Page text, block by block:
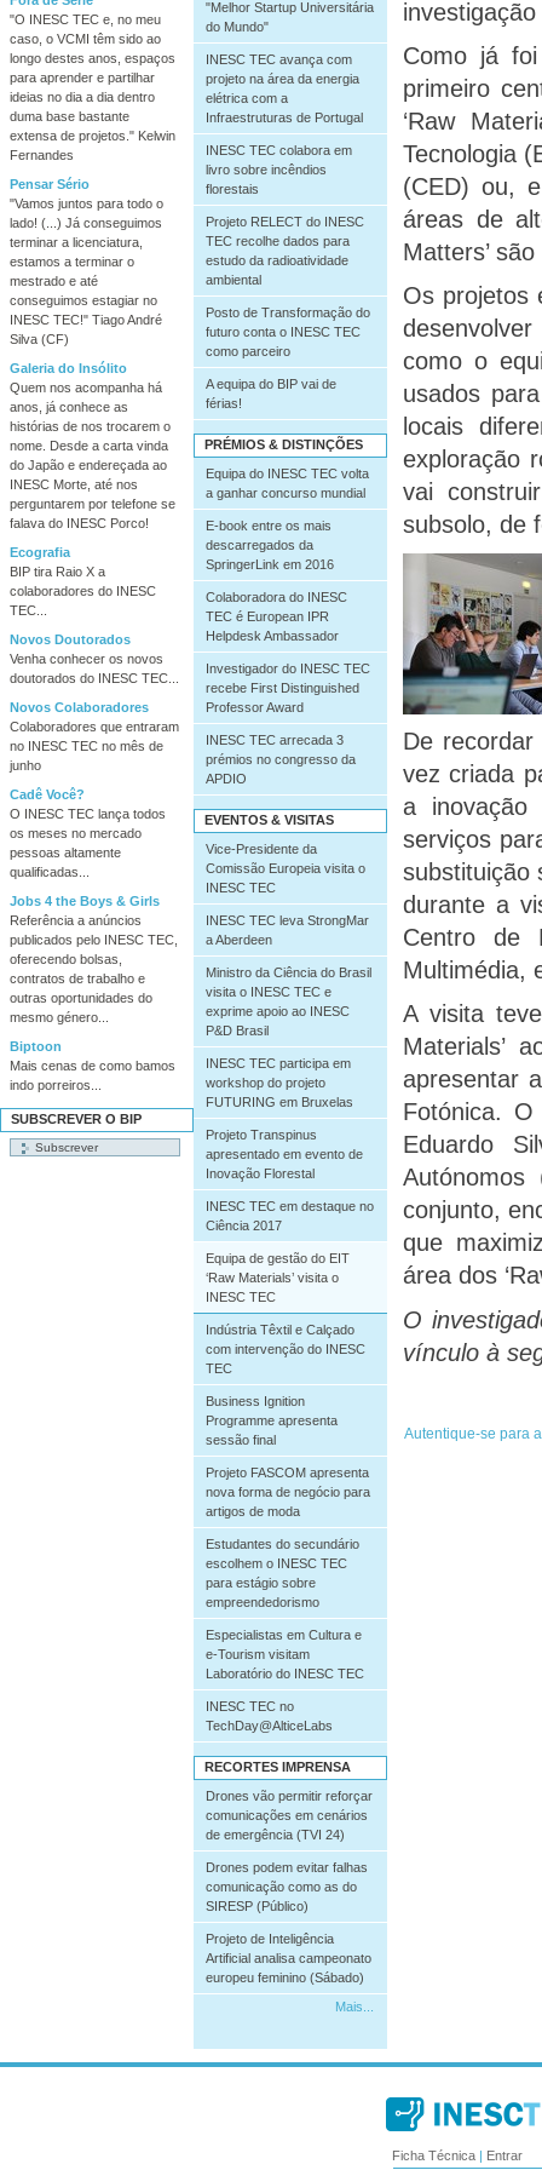
"O INESC TEC e, no meu
caso, o VCMI têm sido ao
longo destes anos, espaços
para aprender e partilhar
ideias no dia a dia dentro
duma base bastante
extensa de projetos." Kelwin
Fernandes
Pensar Sério
"Vamos juntos para todo o
lado! (...) Já conseguimos
terminar a licenciatura,
estamos a terminar o
mestrado e até
conseguimos estagiar no
INESC TEC!" Tiago André
Silva (CF)
Galeria do Insólito
Quem nos acompanha há
anos, já conhece as
histórias de nos trocarem o
nome. Desde a carta vinda
do Japão e endereçada ao
INESC Morte, até nos
perguntarem por telefone se
falava do INESC Porco!
Ecografia
BIP tira Raio X a
colaboradores do INESC
TEC...
Novos Doutorados
Venha conhecer os novos
doutorados do INESC TEC...
Novos Colaboradores
Colaboradores que entraram
no INESC TEC no mês de
junho
Cadê Você?
O INESC TEC lança todos
os meses no mercado
pessoas altamente
qualificadas...
Jobs 4 the Boys & Girls
Referência a anúncios
publicados pelo INESC TEC,
oferecendo bolsas,
contratos de trabalho e
outras oportunidades do
mesmo género...
Biptoon
Mais cenas de como bamos
indo porreiros...
SUBSCREVER O BIP
"Melhor Startup Universitária
do Mundo"
INESC TEC avança com
projeto na área da energia
elétrica com a
Infraestruturas de Portugal
INESC TEC colabora em
livro sobre incêndios
florestais
Projeto RELECT do INESC
TEC recolhe dados para
estudo da radioatividade
ambiental
Posto de Transformação do
futuro conta o INESC TEC
como parceiro
A equipa do BIP vai de
férias!
PRÉMIOS & DISTINÇÕES
Equipa do INESC TEC volta
a ganhar concurso mundial
E-book entre os mais
descarregados da
SpringerLink em 2016
Colaboradora do INESC
TEC é European IPR
Helpdesk Ambassador
Investigador do INESC TEC
recebe First Distinguished
Professor Award
INESC TEC arrecada 3
prémios no congresso da
APDIO
EVENTOS & VISITAS
Vice-Presidente da
Comissão Europeia visita o
INESC TEC
INESC TEC leva StrongMar
a Aberdeen
Ministro da Ciência do Brasil
visita o INESC TEC e
exprime apoio ao INESC
P&D Brasil
INESC TEC participa em
workshop do projeto
FUTURING em Bruxelas
Projeto Transpinus
apresentado em evento de
Inovação Florestal
INESC TEC em destaque no
Ciência 2017
Equipa de gestão do EIT
‘Raw Materials’ visita o
INESC TEC
Indústria Têxtil e Calçado
com intervenção do INESC
TEC
Business Ignition
Programme apresenta
sessão final
Projeto FASCOM apresenta
nova forma de negócio para
artigos de moda
Estudantes do secundário
escolhem o INESC TEC
para estágio sobre
empreendedorismo
Especialistas em Cultura e
e-Tourism visitam
Laboratório do INESC TEC
INESC TEC no
TechDay@AlticeLabs
RECORTES IMPRENSA
Drones vão permitir reforçar
comunicações em cenários
de emergência (TVI 24)
Drones podem evitar falhas
comunicação como as do
SIRESP (Público)
Projeto de Inteligência
Artificial analisa campeonato
europeu feminino (Sábado)
Mais...
Como já
primeiro
‘Raw
Tecnologia
(CED) ou,
áreas de
Matters’
Os projetos
como o
usados
locais
exploração
vai
subsolo, de
De
vez criada
a inovação
serviços
substituição
durante a
Centro de
Multimédia,
A visita
Materials’
apresentar
Fotónica.
Eduardo
conjunto,
que
área dos
O
vínculo à
Ficha Técnica Entrar